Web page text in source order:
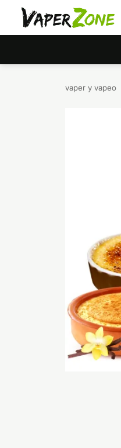
Saltar
contenido
vaper y vapeo